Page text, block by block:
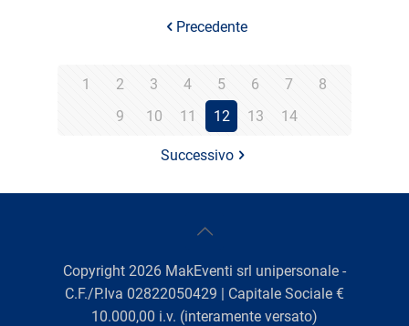
Precedente
1 2 3 4 5 6 7
8
9
10 11 12 13 14
Successivo
Copyright 2026 MakEventi srl unipersonale -
C.F./P.Iva 02822050429 | Capitale Sociale €
10.000,00 i.v. (interamente versato)